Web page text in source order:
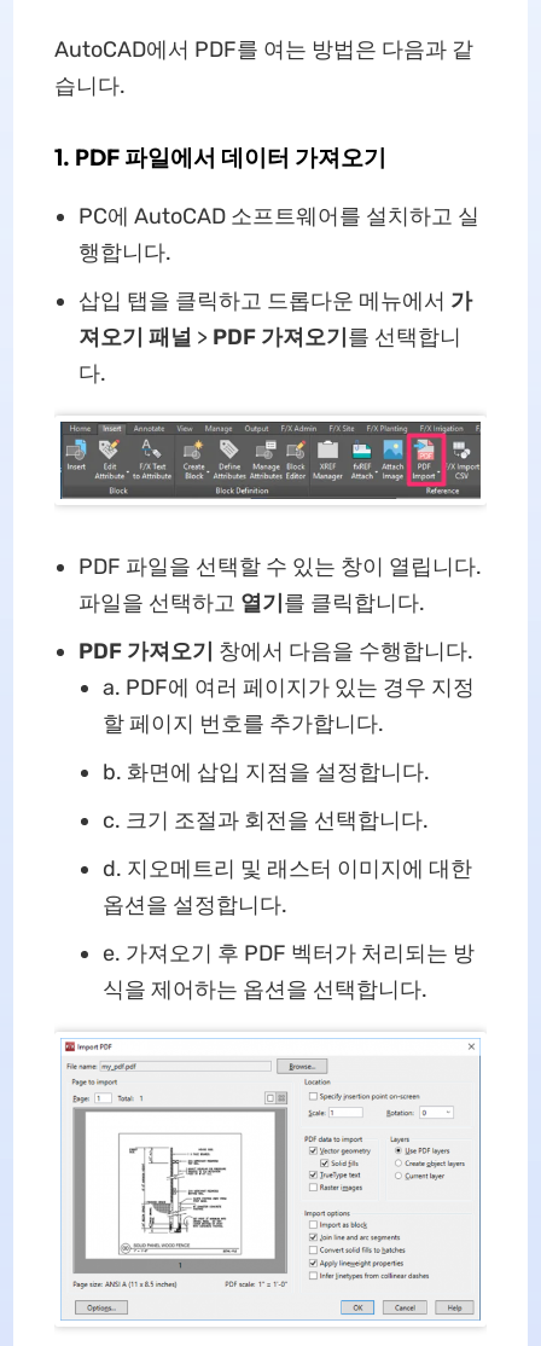
AutoCAD에서 PDF를 여는 방법은 다음과 같
습니다.
1. PDF 파일에서 데이터 가져오기
PC에 AutoCAD 소프트웨어를 설치하고 실
행합니다.
삽입 탭을 클릭하고 드롭다운 메뉴에서 가
져오기 패널 > PDF 가져오기 를 선택합니
다.
PDF 파일을 선택할 수 있는 창이 열립니다.
파일을 선택하고 열기 를 클릭합니다.
PDF 가져오기 창에서 다음을 수행합니다.
a. PDF에 여러 페이지가 있는 경우 지정
할 페이지 번호를 추가합니다.
b. 화면에 삽입 지점을 설정합니다.
c. 크기 조절과 회전을 선택합니다.
d. 지오메트리 및 래스터 이미지에 대한
옵션을 설정합니다.
e. 가져오기 후 PDF 벡터가 처리되는 방
식을 제어하는 옵션을 선택합니다.